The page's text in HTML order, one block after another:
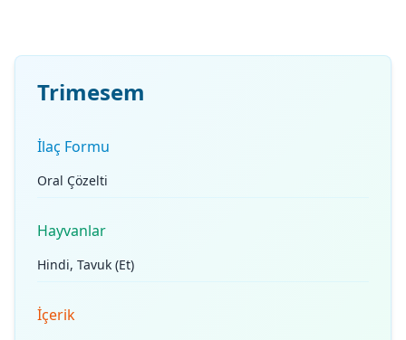
Trimesem
İlaç Formu
Oral Çözelti
Hayvanlar
Hindi, Tavuk (Et)
İçerik